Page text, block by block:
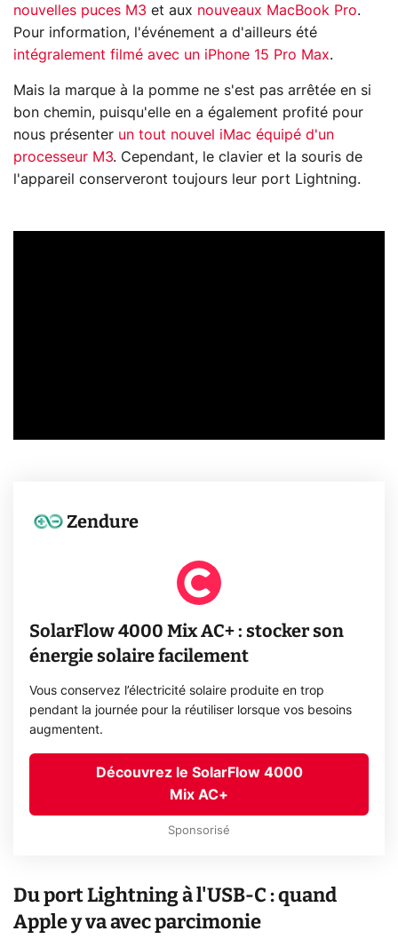
nouvelles puces M3 et aux nouveaux MacBook Pro.
Pour information, l'événement a d'ailleurs été
intégralement filmé avec un iPhone 15 Pro Max.
Mais la marque à la pomme ne s'est pas arrêtée en si
bon chemin, puisqu'elle en a également profité pour
nous présenter un tout nouvel iMac équipé d'un
processeur M3. Cependant, le clavier et la souris de
l'appareil conserveront toujours leur port Lightning.
Zendure
SolarFlow 4000 Mix AC+ : stocker son
énergie solaire facilement
Vous conservez l’électricité solaire produite en trop
pendant la journée pour la réutiliser lorsque vos besoins
augmentent.
Découvrez le SolarFlow 4000
Mix AC+
Sponsorisé
Du port Lightning à l'USB-C : quand
Apple y va avec parcimonie